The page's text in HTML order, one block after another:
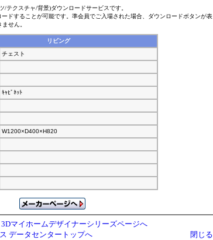
テクスチャ/背景)ダウンロードサービスです。
ドすることが可能です。準会員でご入場された場合、ダウンロードボタンが表
せん。
リビング
チェスト
ｷｬﾋﾞﾈｯﾄ
W1200×D400×H820
マイホームデザイナーシリーズページへ
データセンタートップへ
閉じる